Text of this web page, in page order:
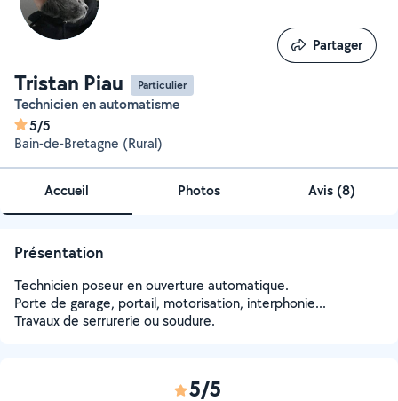
Tristan Piau Particulier
Technicien en automatisme
5/5
Bain-de-Bretagne (Rural)
Partager
Partager
Accueil Photos Avis (8)
Présentation
Technicien poseur en ouverture automatique.
Porte de garage, portail, motorisation, interphonie...
Travaux de serrurerie ou soudure.
5/5